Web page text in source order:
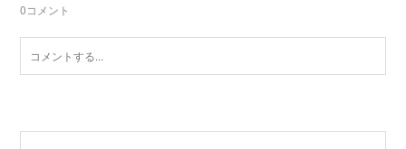
0コメント